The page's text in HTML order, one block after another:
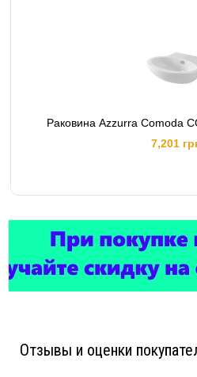
Раковина Azzurra Comoda
7,201
Отзывы и оценки